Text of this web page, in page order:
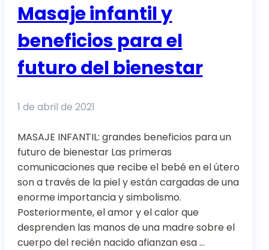
Masaje infantil y
beneficios para el
futuro del bienestar
1 de abril de 2021
MASAJE INFANTIL: grandes beneficios para un
futuro de bienestar Las primeras
comunicaciones que recibe el bebé en el útero
son a través de la piel y están cargadas de una
enorme importancia y simbolismo.
Posteriormente, el amor y el calor que
desprenden las manos de una madre sobre el
cuerpo del recién nacido afianzan esa …